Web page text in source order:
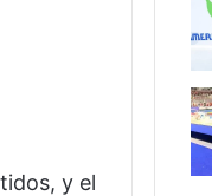
y el